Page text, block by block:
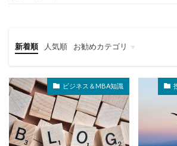
新着順 人気順 お勧めカテゴリ
ビジネス＆MBA知識
投資信託
保険 IPO
企
京大式よく分かる投資用語解説
ファイナンス公式
ビジネス＆
テクニカル分析
ふるさと納税
検索